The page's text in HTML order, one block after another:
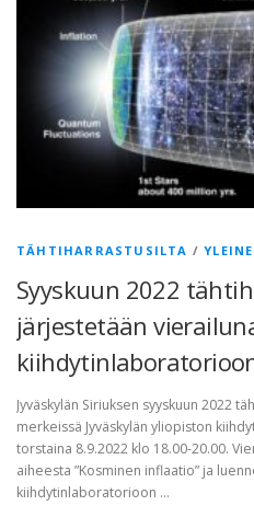
TÄHTIHARRASTUSILTA /
Syyskuun 2022
järjestetään
Jyväskylän Siriuksen syyskuun 2022
merkeissä Jyväskylän yliopiston
torstaina 8.9.2022 klo 18.00-20.00.
aiheesta ”Kosminen inflaatio” ja
kiihdytinlaboratorioon …